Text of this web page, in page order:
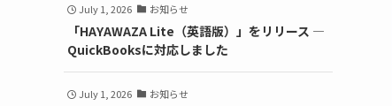
July 1, 2026 お知らせ
「HAYAWAZA Lite（英語版）」をリリース ―
QuickBooksに対応しました
July 1, 2026 お知らせ